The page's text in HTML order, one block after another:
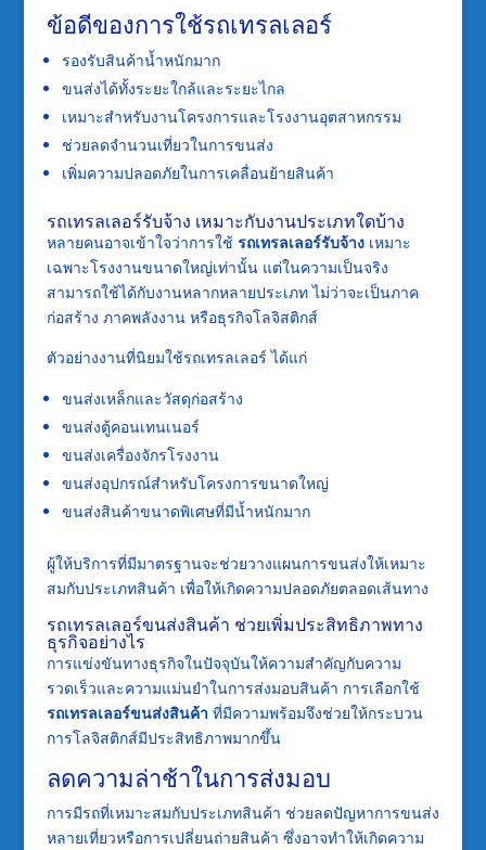
ข้อดีของการใช้รถเทรลเลอร์
รองรับสินค้าน้ำหนักมาก
ขนส่งได้ทั้งระยะใกล้และระยะไกล
เหมาะสำหรับงานโครงการและโรงงานอุตสาหกรรม
ช่วยลดจำนวนเที่ยวในการขนส่ง
เพิ่มความปลอดภัยในการเคลื่อนย้ายสินค้า
รถเทรลเลอร์รับจ้าง เหมาะกับงานประเภทใดบ้าง
หลายคนอาจเข้าใจว่าการใช้ รถเทรลเลอร์รับจ้างเหมาะ
เฉพาะโรงงานขนาดใหญ่เท่านั้น แต่ในความเป็นจริง
สามารถใช้ได้กับงานหลากหลายประเภท ไม่ว่าจะเป็นภาค
ก่อสร้าง ภาคพลังงาน หรือธุรกิจโลจิสติกส์
ตัวอย่างงานที่นิยมใช้รถเทรลเลอร์ ได้แก่
ขนส่งเหล็กและวัสดุก่อสร้าง
ขนส่งตู้คอนเทนเนอร์
ขนส่งเครื่องจักรโรงงาน
ขนส่งอุปกรณ์สำหรับโครงการขนาดใหญ่
ขนส่งสินค้าขนาดพิเศษที่มีน้ำหนักมาก
ผู้ให้บริการที่มีมาตรฐานจะช่วยวางแผนการขนส่งให้เหมาะ
สมกับประเภทสินค้า เพื่อให้เกิดความปลอดภัยตลอดเส้นทาง
รถเทรลเลอร์ขนส่งสินค้า ช่วยเพิ่มประสิทธิภาพทาง
ธุรกิจอย่างไร
การแข่งขันทางธุรกิจในปัจจุบันให้ความสำคัญกับความ
รวดเร็วและความแม่นยำในการส่งมอบสินค้า การเลือกใช้
รถเทรลเลอร์ขนส่งสินค้า ที่มีความพร้อมจึงช่วยให้กระบวน
การโลจิสติกส์มีประสิทธิภาพมากขึ้น
ลดความล่าช้าในการส่งมอบ
การมีรถที่เหมาะสมกับประเภทสินค้า ช่วยลดปัญหาการขนส่ง
หลายเที่ยวหรือการเปลี่ยนถ่ายสินค้า ซึ่งอาจทำให้เกิดความ